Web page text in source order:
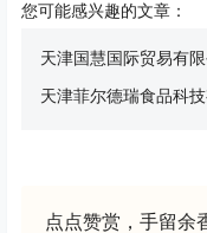
您可能感兴趣的文章：
天津国慧国际贸易有限
天津菲尔德瑞食品科
点点赞赏，手留余